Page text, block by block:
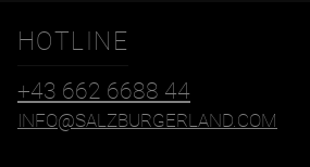
HOTLINE
+43 662 6688 44
INFO@SALZBURGERLAND.COM